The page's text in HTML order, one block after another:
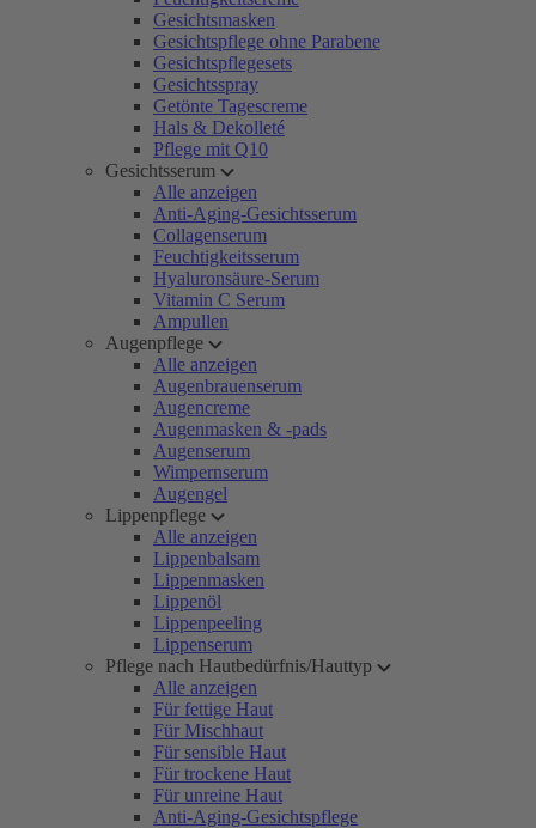
Gesichtsmasken
Gesichtspflege ohne Parabene
Gesichtspflegesets
Gesichtsspray
Getönte Tagescreme
Hals & Dekolleté
Pflege mit Q10
Gesichtsserum
Alle anzeigen
Anti-Aging-Gesichtsserum
Collagenserum
Feuchtigkeitsserum
Hyaluronsäure-Serum
Vitamin C Serum
Ampullen
Augenpflege
Alle anzeigen
Augenbrauenserum
Augencreme
Augenmasken & -pads
Augenserum
Wimpernserum
Augengel
Lippenpflege
Alle anzeigen
Lippenbalsam
Lippenmasken
Lippenöl
Lippenpeeling
Lippenserum
Pflege nach Hautbedürfnis/Hauttyp
Alle anzeigen
Für fettige Haut
Für Mischhaut
Für sensible Haut
Für trockene Haut
Für unreine Haut
Anti-Aging-Gesichtspflege